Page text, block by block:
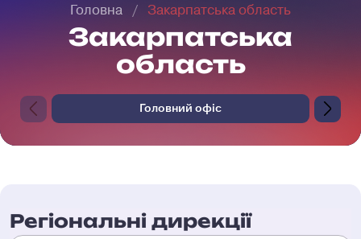
Головна Закарпатська область
Закарпатська
область
Головний офіс
Регіональні дирекції